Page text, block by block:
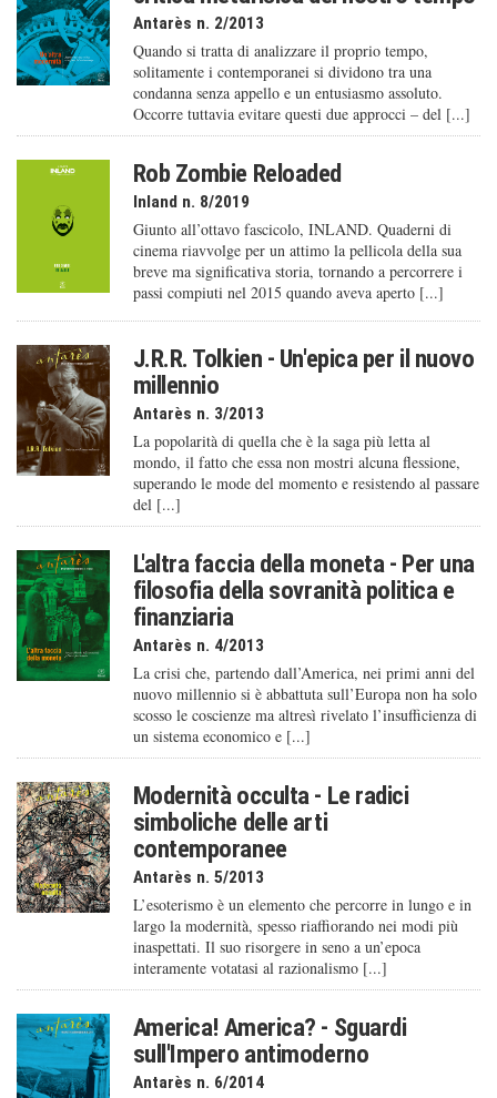
Antarès n. 2/2013
Quando si tratta di analizzare il proprio tempo,
solitamente i contemporanei si dividono tra una
condanna senza appello e un entusiasmo assoluto.
Occorre tuttavia evitare questi due approcci – del [...]
Rob Zombie Reloaded
Inland n. 8/2019
Giunto all’ottavo fascicolo, INLAND. Quaderni di
cinema riavvolge per un attimo la pellicola della sua
breve ma significativa storia, tornando a percorrere i
passi compiuti nel 2015 quando aveva aperto [...]
J.R.R. Tolkien - Un'epica per il nuovo
millennio
Antarès n. 3/2013
La popolarità di quella che è la saga più letta al
mondo, il fatto che essa non mostri alcuna flessione,
superando le mode del momento e resistendo al passare
del [...]
L'altra faccia della moneta - Per una
filosofia della sovranità politica e
finanziaria
Antarès n. 4/2013
La crisi che, partendo dall’America, nei primi anni del
nuovo millennio si è abbattuta sull’Europa non ha solo
scosso le coscienze ma altresì rivelato l’insufficienza di
un sistema economico e [...]
Modernità occulta - Le radici
simboliche delle arti
contemporanee
Antarès n. 5/2013
L’esoterismo è un elemento che percorre in lungo e in
largo la modernità, spesso riaffiorando nei modi più
inaspettati. Il suo risorgere in seno a un’epoca
interamente votatasi al razionalismo [...]
America! America? - Sguardi
sull'Impero antimoderno
Antarès n. 6/2014